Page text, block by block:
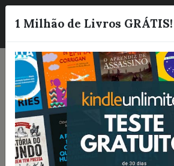
1 Milhão de Livros GRÁTIS!